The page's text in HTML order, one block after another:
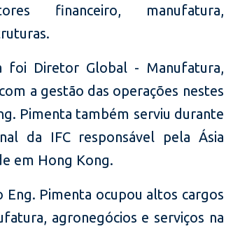
financeiro, manufatura,
foi Diretor Global - Manufatura,
a gestão das operações nestes
Pimenta também serviu durante
da IFC responsável pela Ásia
em Hong Kong.
Eng. Pimenta ocupou altos cargos
agronegócios e serviços na